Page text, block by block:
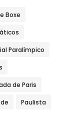
Boxe
Paralímpico
de Paris
Paulista